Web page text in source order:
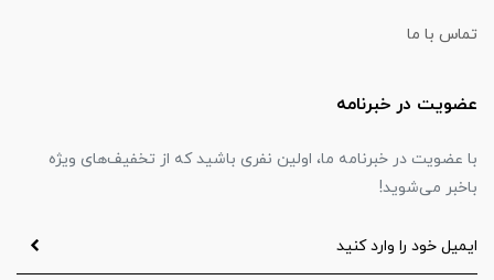
تماس با ما
عضویت در خبرنامه
با عضویت در خبرنامه ما، اولین نفری باشید که از تخفیف‌های ویژه
باخبر می‌شوید!